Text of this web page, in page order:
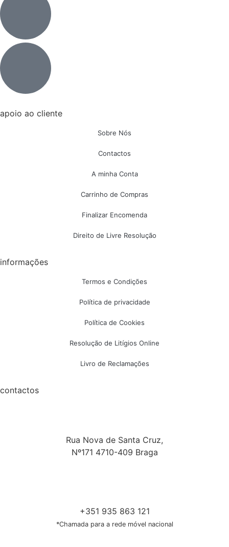
apoio ao cliente
Sobre Nós
Contactos
A minha Conta
Carrinho de Compras
Finalizar Encomenda
Direito de Livre Resolução
informações
Termos e Condições
Política de privacidade
Política de Cookies
Resolução de Litígios Online
Livro de Reclamações
contactos
Rua Nova de Santa Cruz,
Nº171 4710-409 Braga
+351 935 863 121
*Chamada para a rede móvel nacional